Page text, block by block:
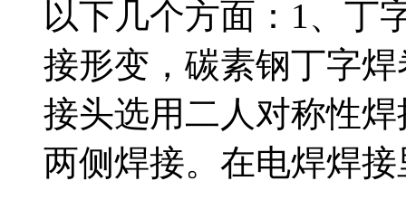
以下几个方面：1、丁
接形变，碳素钢丁字
接头选用二人对称性
两侧焊接。在电焊焊